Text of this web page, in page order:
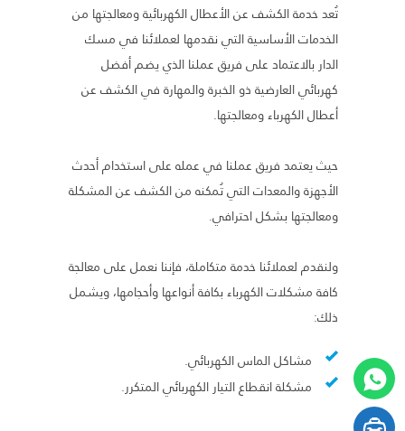
تُعد خدمة الكشف عن الأعطال الكهربائية ومعالجتها من
الخدمات الأساسية التي نقدمها لعملائنا في مسك
الدار بالاعتماد على فريق عملنا الذي يضم أفضل
كهربائي العارضية ذو الخبرة والمهارة في الكشف عن
أعطال الكهرباء ومعالجتها.
حيث يعتمد فريق عملنا في عمله على استخدام أحدث
الأجهزة والمعدات التي تُمكنه من الكشف عن المشكلة
ومعالجتها بشكل احترافي.
ولنقدم لعملائنا خدمة متكاملة، فإننا نعمل على معالجة
كافة مشكلات الكهرباء بكافة أنواعها وأحجامها، ويشمل
ذلك:
مشاكل الماس الكهربائي.
مشكلة انقطاع التيار الكهربائي المتكرر.